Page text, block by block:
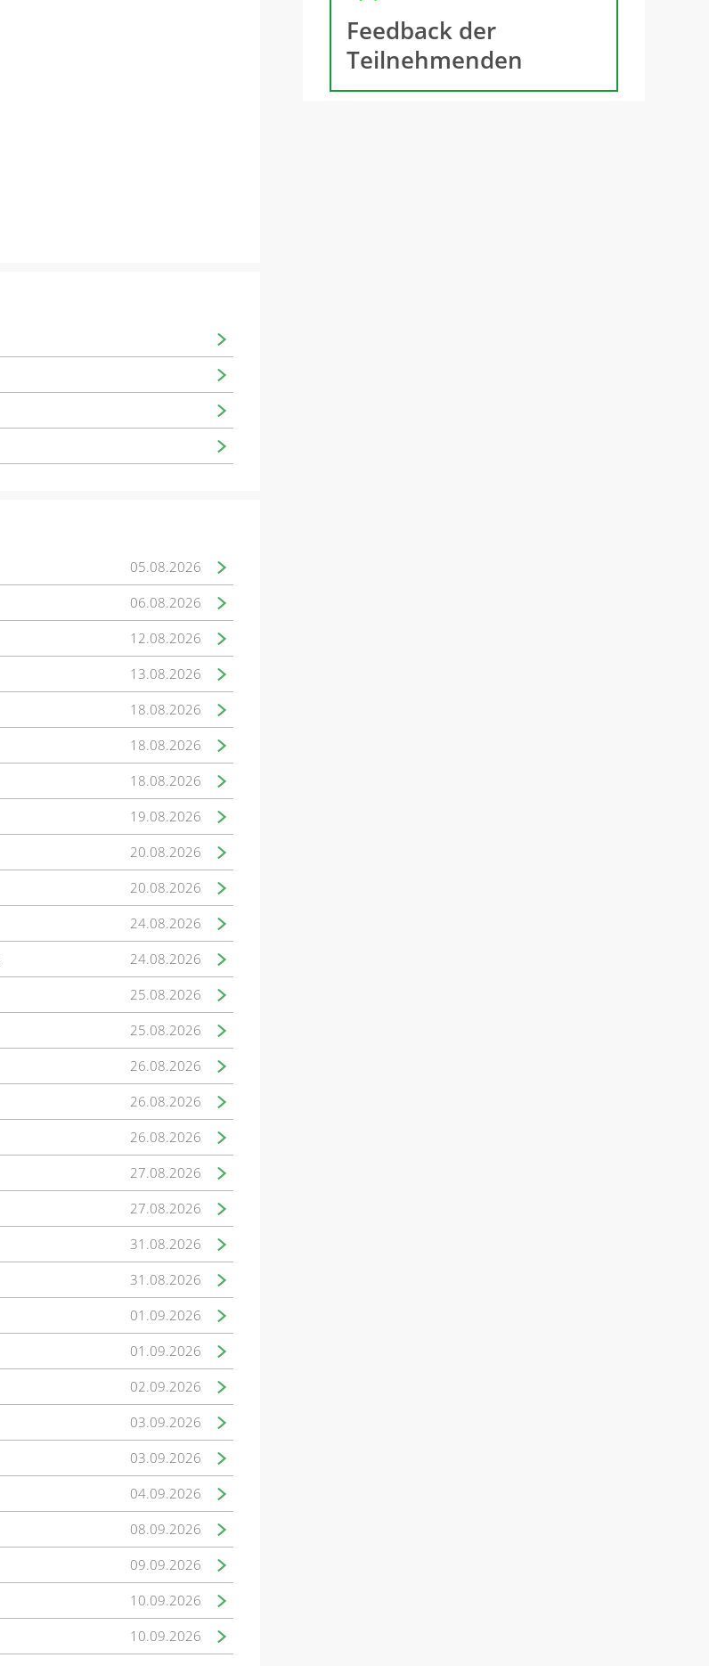
05.08.2026
06.08.2026
12.08.2026
13.08.2026
18.08.2026
18.08.2026
18.08.2026
19.08.2026
20.08.2026
20.08.2026
24.08.2026
24.08.2026
25.08.2026
25.08.2026
26.08.2026
26.08.2026
26.08.2026
27.08.2026
27.08.2026
31.08.2026
31.08.2026
01.09.2026
01.09.2026
02.09.2026
03.09.2026
03.09.2026
04.09.2026
08.09.2026
09.09.2026
10.09.2026
10.09.2026
Feedback der
Teilnehmenden